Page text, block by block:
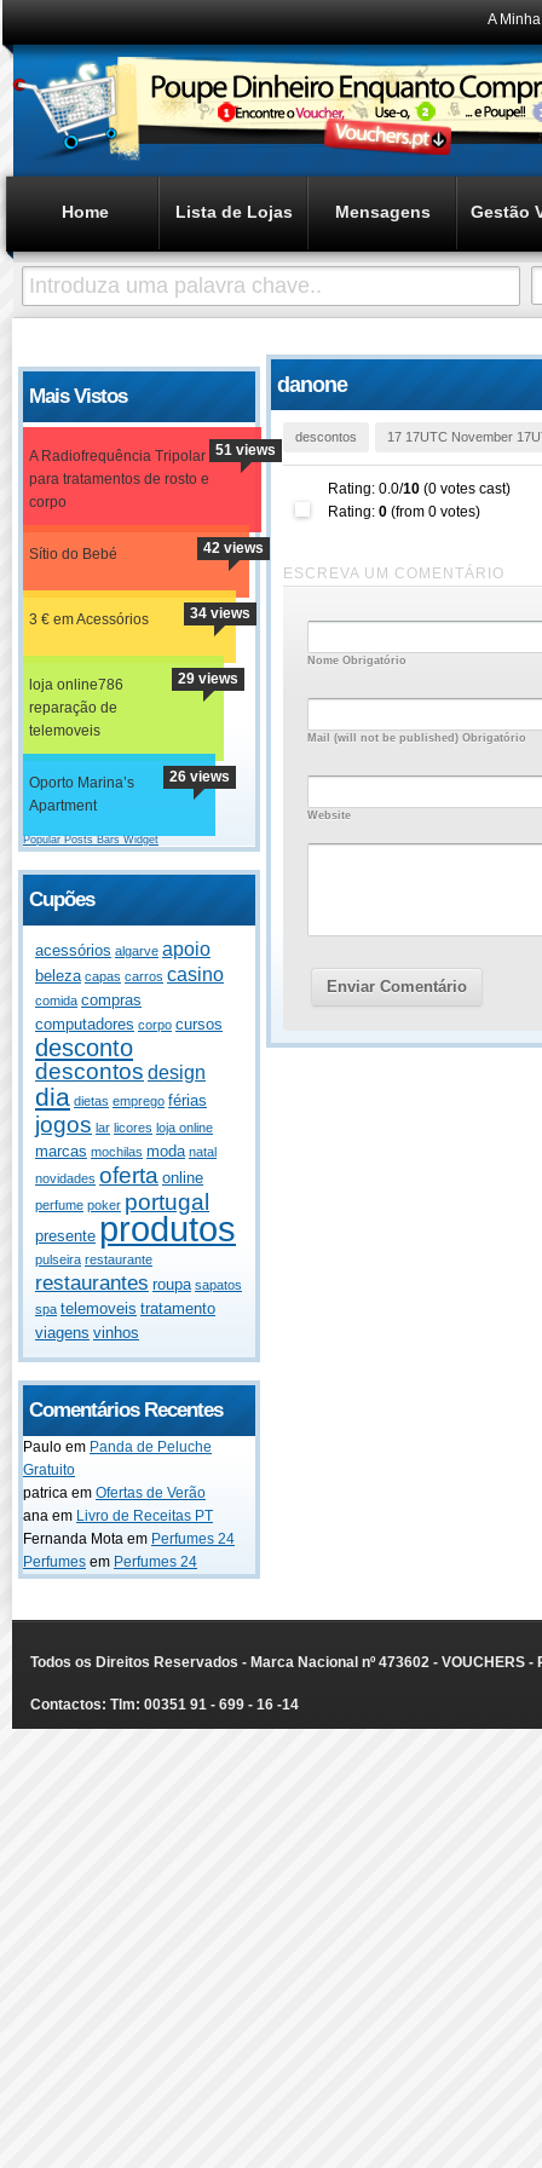
A
Home Lista de Lojas Mensagens Gestão
Mais Vistos
A Radiofrequência Tripolar
para tratamentos de rosto e
corpo
51 views
Sítio do Bebé 42 views
3 € em Acessórios 34 views
loja online786
reparação de
telemoveis
29 views
Oporto Marina’s
Apartment
26 views
Popular Posts Bars Widget
Cupões
acessórios algarve apoio
beleza capas carros casino
comida compras
computadores corpo cursos
desconto
descontos design
dia dietas emprego férias
jogos lar licores loja online
marcas mochilas moda natal
novidades oferta online
perfume poker portugal
presente produtos
pulseira restaurante
restaurantes roupa sapatos
spa telemoveis tratamento
viagens vinhos
Comentários Recentes
Paulo em Panda de Peluche
Gratuito
patrica em Ofertas de Verão
ana em Livro de Receitas PT
Fernanda Mota em Perfumes 24
Perfumes em Perfumes 24
danone
descontos 17 17UTC November
Rating: 0.0/10 (0 votes cast)
Rating: 0 (from 0 votes)
ESCREVA UM COMENTÁRIO
Nome Obrigatório
Mail (will not be published) Obrigatório
Website
Todos os Direitos Reservados - Marca Nacional nº 473602 - VOUCHERS
Contactos: Tlm: 00351 91 - 699 - 16 -14